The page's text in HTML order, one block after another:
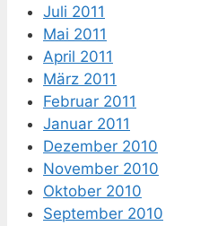
Juli 2011
Mai 2011
April 2011
März 2011
Februar 2011
Januar 2011
Dezember 2010
November 2010
Oktober 2010
September 2010